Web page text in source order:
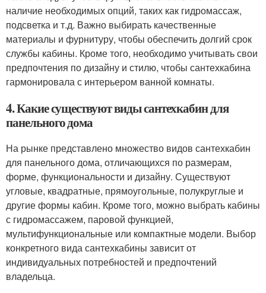
наличие необходимых опций, таких как гидромассаж,
подсветка и т.д. Важно выбирать качественные
материалы и фурнитуру, чтобы обеспечить долгий срок
службы кабины. Кроме того, необходимо учитывать свои
предпочтения по дизайну и стилю, чтобы сантехкабина
гармонировала с интерьером ванной комнаты.
4. Какие существуют виды сантехкабин для
панельного дома
На рынке представлено множество видов сантехкабин
для панельного дома, отличающихся по размерам,
форме, функциональности и дизайну. Существуют
угловые, квадратные, прямоугольные, полукруглые и
другие формы кабин. Кроме того, можно выбрать кабины
с гидромассажем, паровой функцией,
мультифункциональные или компактные модели. Выбор
конкретного вида сантехкабины зависит от
индивидуальных потребностей и предпочтений
владельца.